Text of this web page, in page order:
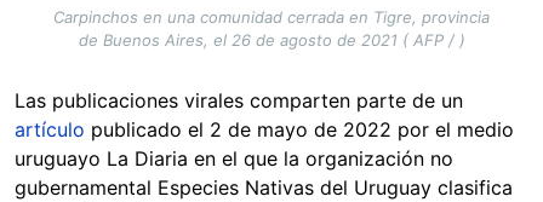
Carpinchos en una comunidad cerrada en Tigre, provincia
de Buenos Aires, el 26 de agosto de 2021 ( AFP / )
Las publicaciones virales comparten parte de un
artículo publicado el 2 de mayo de 2022 por el medio
uruguayo La Diaria en el que la organización no
gubernamental Especies Nativas del Uruguay clasifica